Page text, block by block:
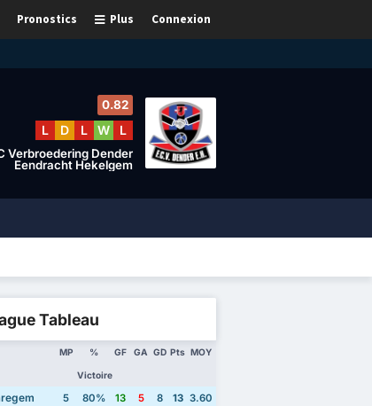
Connexion
Plus
Pronostics
0.82
L D L W L
Verbroedering Dender
Eendracht Hekelgem
Tableau
MP %
Victoire
GF GA GD Pts MOY
5 80% 13 5 8 13 3.60